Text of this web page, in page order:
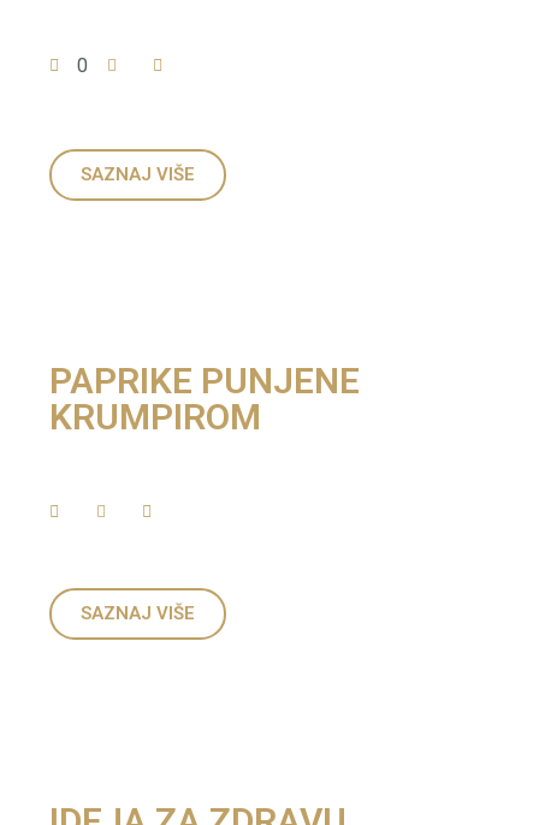
0
SAZNAJ VIŠE
PAPRIKE PUNJENE
KRUMPIROM
SAZNAJ VIŠE